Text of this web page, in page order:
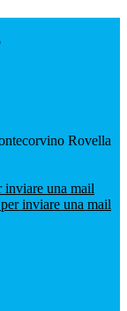
Rovella
inviare una mail
inviare una mail